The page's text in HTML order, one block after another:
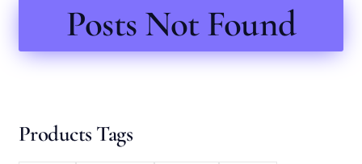
Posts Not Found
Products Tags